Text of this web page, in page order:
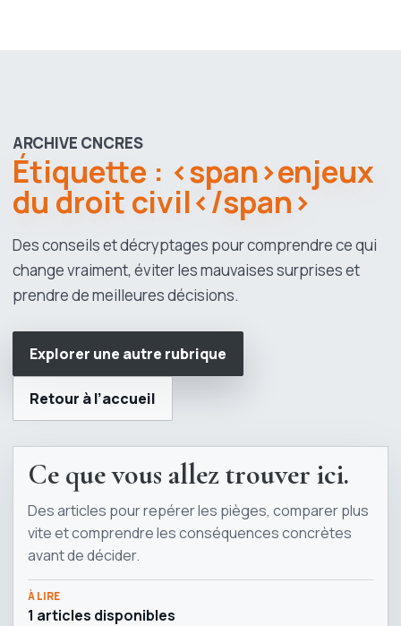
ARCHIVE CNCRES
Étiquette : <span>enjeux
du droit civil</span>
Des conseils et décryptages pour comprendre ce qui
change vraiment, éviter les mauvaises surprises et
prendre de meilleures décisions.
Explorer une autre rubrique
Retour à l’accueil
Ce que vous allez trouver ici.
Des articles pour repérer les pièges, comparer plus
vite et comprendre les conséquences concrètes
avant de décider.
À LIRE
1 articles disponibles